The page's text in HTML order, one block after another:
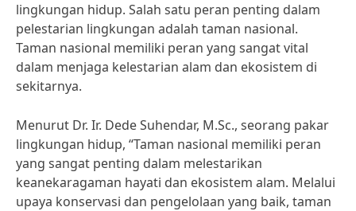
lingkungan hidup. Salah satu peran penting dalam
pelestarian lingkungan adalah taman nasional.
Taman nasional memiliki peran yang sangat vital
dalam menjaga kelestarian alam dan ekosistem di
sekitarnya.
Menurut Dr. Ir. Dede Suhendar, M.Sc., seorang pakar
lingkungan hidup, “Taman nasional memiliki peran
yang sangat penting dalam melestarikan
keanekaragaman hayati dan ekosistem alam. Melalui
upaya konservasi dan pengelolaan yang baik, taman